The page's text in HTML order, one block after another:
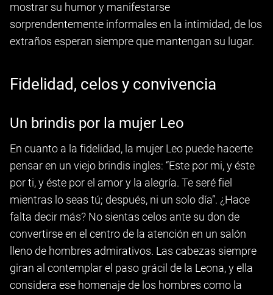
mostrar su humor y manifestarse
sorprendentemente informales en la intimidad, de los
extraños esperan siempre que mantengan su lugar.
Fidelidad, celos y convivencia
Un brindis por la mujer Leo
En cuanto a la fidelidad, la mujer Leo puede hacerte
pensar en un viejo brindis ingles: “Este por mi, y éste
por ti, y éste por el amor y la alegría. Te seré fiel
mientras lo seas tú; después, ni un solo día”. ¿Hace
falta decir más? No sientas celos ante su don de
convertirse en el centro de la atención en un salón
lleno de hombres admirativos. Las cabezas siempre
giran al contemplar el paso grácil de la Leona, y ella
considera ese homenaje de los hombres como la